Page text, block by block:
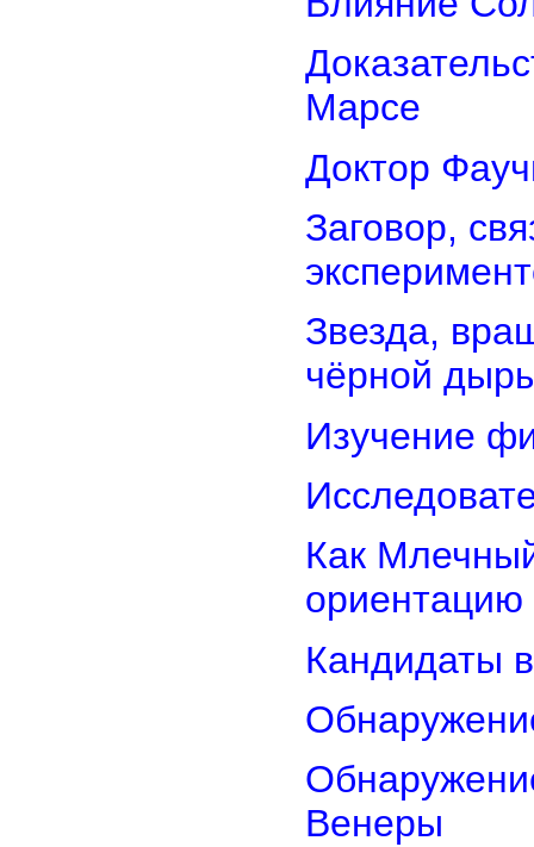
Марсе
Доктор
Заговор,
Звезда,
чёрной
Изучение
Как
ориентацию
Кандидаты
Венеры